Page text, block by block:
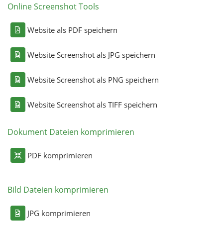
Online Screenshot Tools
Website als PDF speichern
Website Screenshot als JPG speichern
Website Screenshot als PNG speichern
Website Screenshot als TIFF speichern
Dokument Dateien komprimieren
PDF komprimieren
Bild Dateien komprimieren
JPG komprimieren